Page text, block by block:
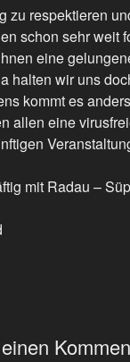
zu respektieren
schon sehr weit
eine
halten wir uns
kommt es
allen eine
mit Radau –